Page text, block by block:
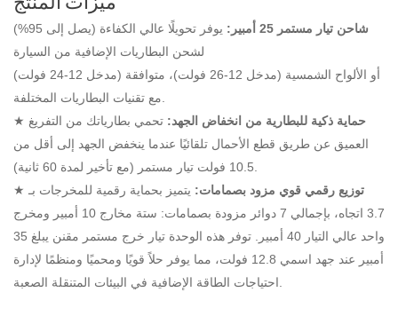
شاحن تيار مستمر 25 أمبير:
يوفر تحويلًا عالي الكفاءة (يصل إلى 95%)
لشحن البطاريات الإضافية من السيارة
(مدخل 12-24 فولت) أو الألواح الشمسية (مدخل 12-26 فولت)، متوافقة
★
حماية ذكية للبطارية من انخفاض الجهد: تحمي بطارياتك من التفريغ
العميق عن طريق قطع الأحمال تلقائيًا عندما ينخفض ​​الجهد إلى أقل من
★
توزيع رقمي قوي مزود بصمامات: يتميز بحماية رقمية للمخرجات بـ
3.7 اتجاه، بإجمالي 7 دوائر مزودة بصمامات: ستة مخارج 10 أمبير ومخرج
واحد عالي التيار 40 أمبير. توفر هذه الوحدة تيار خرج مستمر مقنن يبلغ 35
أمبير عند جهد اسمي 12.8 فولت، مما يوفر حلاً قويًا ومحميًا ومنظمًا لإدارة